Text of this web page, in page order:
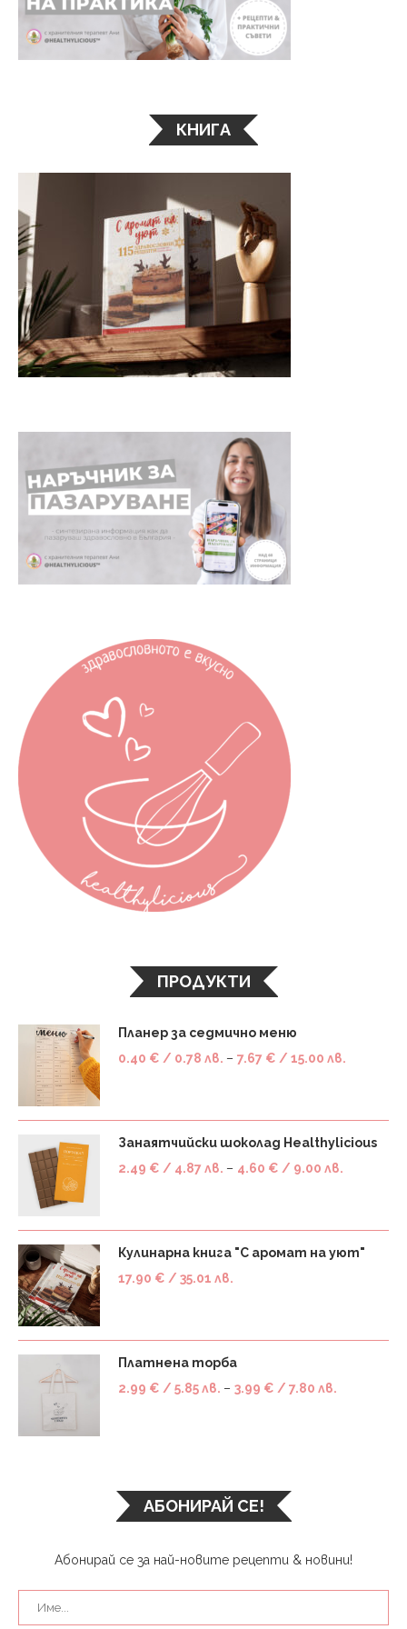
КНИГА
ПРОДУКТИ
Планер за седмично меню
0.40 € / 0.78 лв. – 7.67 € / 15.00 лв.
Занаятчийски шоколад Healthylicious
2.49 € / 4.87 лв. – 4.60 € / 9.00 лв.
Кулинарна книга "С аромат на уют"
17.90 € / 35.01 лв.
Платнена торба
2.99 € / 5.85 лв. – 3.99 € / 7.80 лв.
АБОНИРАЙ СЕ!
Абонирай се за най-новите рецепти & новини!